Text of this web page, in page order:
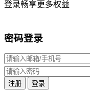
登录畅享更多权益
密码登录
注册 登录